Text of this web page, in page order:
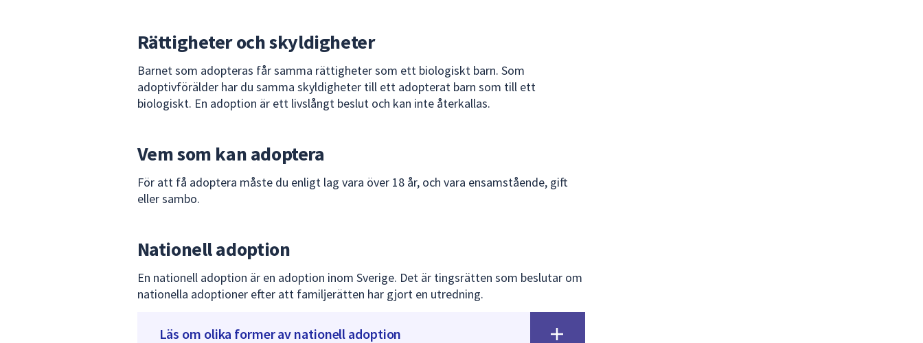
Rättigheter och skyldigheter
Barnet som adopteras får samma rättigheter som ett biologiskt barn. Som
adoptivförälder har du samma skyldigheter till ett adopterat barn som till ett
biologiskt. En adoption är ett livslångt beslut och kan inte återkallas.
Vem som kan adoptera
För att få adoptera måste du enligt lag vara över 18 år, och vara ensamstående, gift
eller sambo.
Nationell adoption
En nationell adoption är en adoption inom Sverige. Det är tingsrätten som beslutar om
nationella adoptioner efter att familjerätten har gjort en utredning.
Läs om olika former av nationell adoption